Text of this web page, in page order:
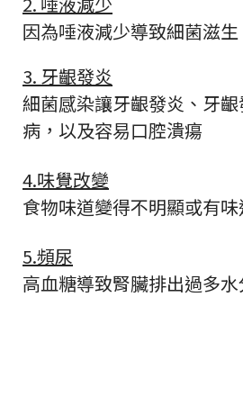
因為唾液減少導致細菌滋
3. 牙齦發炎
細菌感染讓牙齦發炎、牙
病，以及容易口腔潰瘍
4.味覺改變
食物味道變得不明顯或有
5.頻尿
高血糖導致腎臟排出過多水